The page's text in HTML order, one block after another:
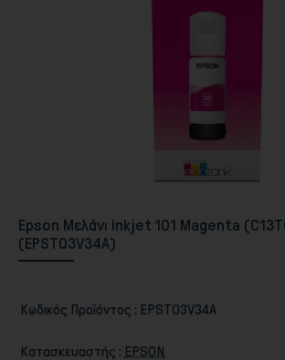
Περιφερειακά PC & Οθόνες
Epson Μελάνι Inkjet 101 Magenta
(EPST03V34A)
Κωδικός Προϊόντος : EPST03V34A
Κατασκευαστής : EPSON